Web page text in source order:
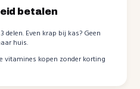
betalen
delen. Even krap bij kas? Geen
huis.
vitamines kopen zonder korting